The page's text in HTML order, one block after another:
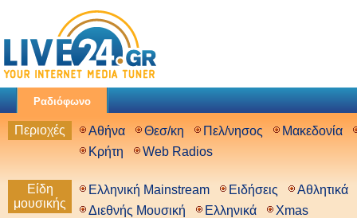
Ραδιόφωνο
Περιοχές Αθήνα Θεσ/κη Πελ/νησος
Μακεδονία
Κρήτη
Web Radios
Είδη
μουσικής
Ελληνική Mainstream Ειδήσεις
Αθλητικά
Διεθνής Μουσική
Ελληνικά Xmas